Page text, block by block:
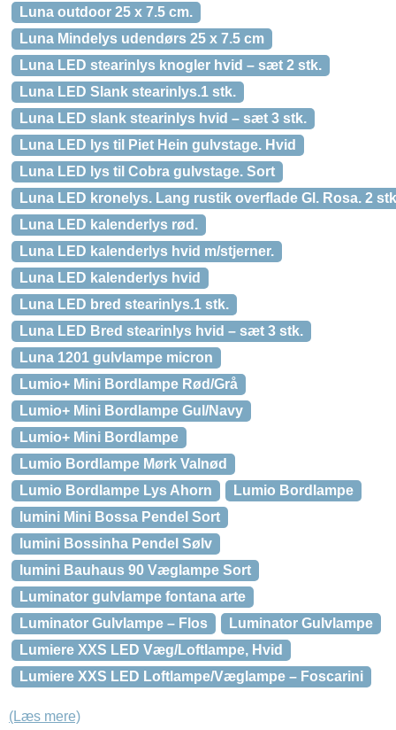
Luna outdoor 25 x 7.5 cm.
Luna Mindelys udendørs 25 x 7.5 cm
Luna LED stearinlys knogler hvid – sæt 2 stk.
Luna LED Slank stearinlys.1 stk.
Luna LED slank stearinlys hvid – sæt 3 stk.
Luna LED lys til Piet Hein gulvstage. Hvid
Luna LED lys til Cobra gulvstage. Sort
Luna LED kronelys. Lang rustik overflade Gl. Rosa. 2
Luna LED kalenderlys rød.
Luna LED kalenderlys hvid m/stjerner.
Luna LED kalenderlys hvid
Luna LED bred stearinlys.1 stk.
Luna LED Bred stearinlys hvid – sæt 3 stk.
Luna 1201 gulvlampe micron
Lumio+ Mini Bordlampe Rød/Grå
Lumio+ Mini Bordlampe Gul/Navy
Lumio+ Mini Bordlampe
Lumio Bordlampe Mørk Valnød
Lumio Bordlampe Lys Ahorn
Lumio Bordlampe
lumini Mini Bossa Pendel Sort
lumini Bossinha Pendel Sølv
lumini Bauhaus 90 Væglampe Sort
Luminator gulvlampe fontana arte
Luminator Gulvlampe – Flos
Luminator Gulvlampe
Lumiere XXS LED Væg/Loftlampe, Hvid
Lumiere XXS LED Loftlampe/Væglampe – Foscarini
(Læs mere)